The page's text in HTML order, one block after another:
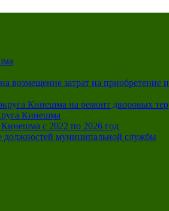
возмещение затрат на
Кинешма на ремонт дворовых
Кинешма
Кинешма с 2022 по 2026 год
муниципальной службы